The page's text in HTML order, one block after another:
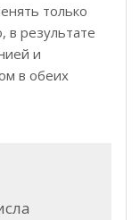
только
в результате
и
в обеих